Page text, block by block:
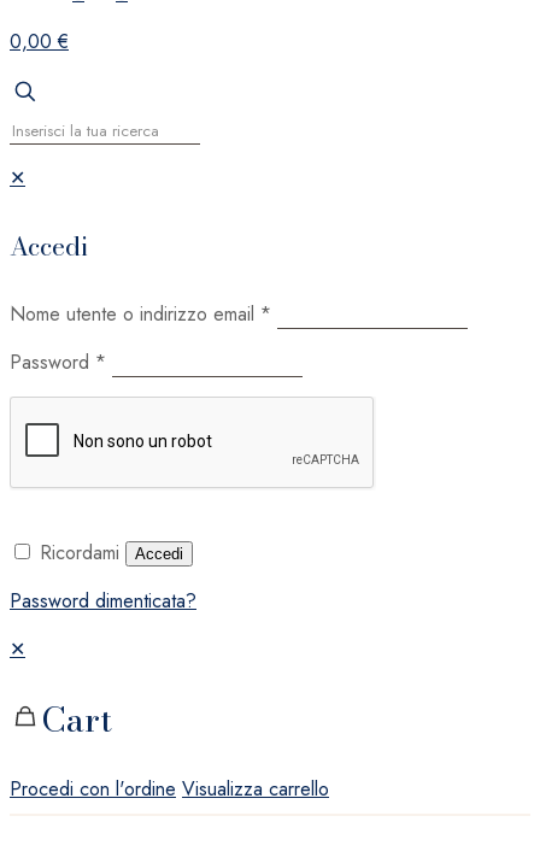
0,00 €
✕
Accedi
Nome utente o indirizzo email *
Password *
Ricordami Accedi
Password dimenticata?
✕
Cart
Procedi con l'ordine Visualizza carrello